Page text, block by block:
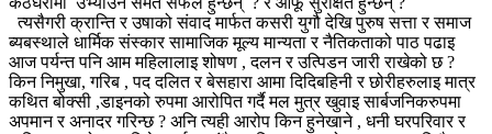
त्यसैगरी क्रान्ति र उषाको संवाद मार्फत कसरी युगौ देखि पुरुष सत्ता र समाज
ब्यबस्थाले धार्मिक संस्कार सामाजिक मूल्य मान्यता र नैतिकताको पाठ पढाइ
आज पर्यन्त पनि आम महिलालाइ शोषण , दलन र उत्पिडन जारी राखेको छ ?
किन निमुखा, गरिब , पद दलित र बेसहारा आमा दिदिबहिनी र छोरीहरुलाइ मात्र
कथित बोक्सी ,डाइनको रुपमा आरोपित गर्दै मल मुत्र खुवाइ सार्बजनिकरुपमा
अपमान र अनादर गरिन्छ ? अनि त्यही आरोप किन हुनेखाने , धनी घरपरिवार र